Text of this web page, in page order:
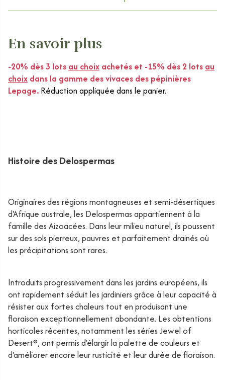
En savoir plus
-20% dès 3 lots au choix achetés et -15% dès 2 lots au
choix dans la gamme des vivaces des pépinières
Lepage. Réduction appliquée dans le panier.
Histoire des Delospermas
Originaires des régions montagneuses et semi-désertiques
d'Afrique australe, les Delospermas appartiennent à la
famille des Aizoacées. Dans leur milieu naturel, ils poussent
sur des sols pierreux, pauvres et parfaitement drainés où
les précipitations sont rares.
Introduits progressivement dans les jardins européens, ils
ont rapidement séduit les jardiniers grâce à leur capacité à
résister aux fortes chaleurs tout en produisant une
floraison exceptionnellement abondante. Les obtentions
horticoles récentes, notamment les séries Jewel of
Desert®, ont permis d'élargir la palette de couleurs et
d'améliorer encore leur rusticité et leur durée de floraison.